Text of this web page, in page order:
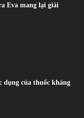
Eva mang lại giải
dụng của thuốc kháng